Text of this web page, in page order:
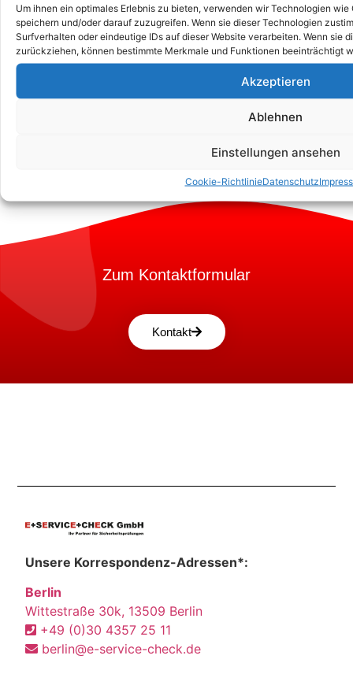
Um ihnen ein optimales Erlebnis zu bieten, verwenden wir Technologien
speichern und/oder darauf zuzugreifen. Wenn sie dieser Technologien
Surfverhalten oder eindeutige IDs auf dieser Website verarbeiten. Wenn sie
zurückziehen, können bestimmte Merkmale und Funktionen beeinträchtigt
Akzeptieren
Ablehnen
Einstellungen ansehen
Cookie-RichtlinieDatenschutz
Ein Leitfaden Zum Verständnis Des
DGUV V3 -Inspektionsanforderungen
Für Elektrische Geräte
Zum Kontaktformular
Kontakt
Unsere Korrespondenz-Adressen*:
Berlin
Wittestraße 30k, 13509 Berlin
+49 (0)30 4357 25 11
berlin@e-service-check.de